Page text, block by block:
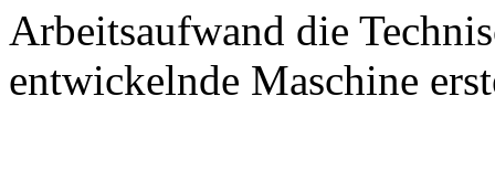
Arbeitsaufwand die
entwickelnde Maschine